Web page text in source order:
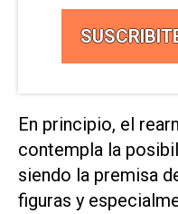
En principio, el
contempla la
siendo la premisa
figuras y